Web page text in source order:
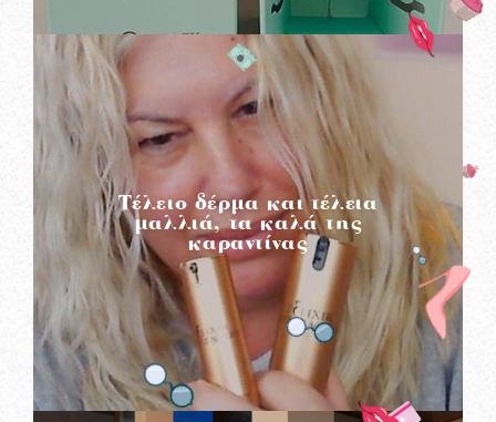
READ MORE
Τέλειο δέρμα και τέλεια
μαλλιά, τα καλά της
καραντίνας